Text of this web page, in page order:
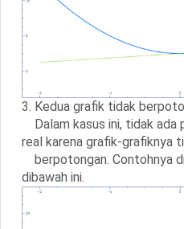
3. Kedua grafik tidak
Dalam kasus ini, tidak ada
real karena grafik-grafiknya
berpotongan. Contohnya
dibawah ini.